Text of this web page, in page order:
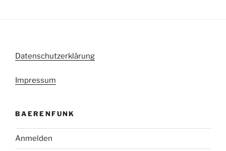
Datenschutzerklärung
Impressum
BAERENFUNK
Anmelden